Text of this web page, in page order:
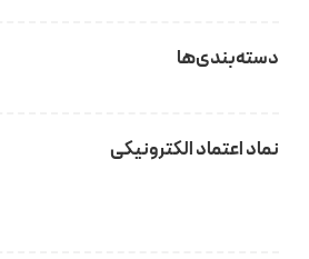
دسته‌بندی‌ها
نماد اعتماد الکترونیکی